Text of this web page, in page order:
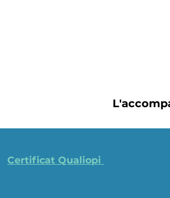
Certificat Qualiopi